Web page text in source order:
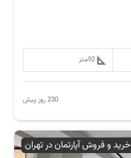
92متر
230 روز پیش
خرید و فروش آپارتمان در تهران